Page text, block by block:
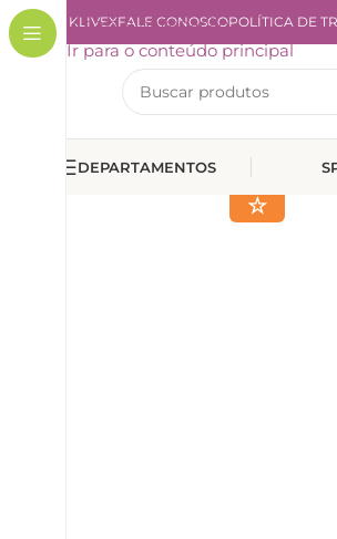
Ir para a navegação
Ir para o conteúdo principal
A KLIVEXFALE CONOSCOPOLÍTICA DE
DEPARTAMENTOS
☆